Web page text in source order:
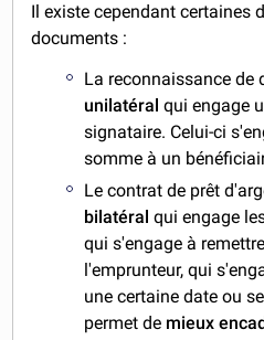
Il existe cependant certaines
documents :
La reconnaissance de
unilatéral qui engage
signataire. Celui-ci
somme à un
Le contrat de prêt
bilatéral qui engage
qui s'engage à
l'emprunteur, qui
une certaine date ou
permet de mieux